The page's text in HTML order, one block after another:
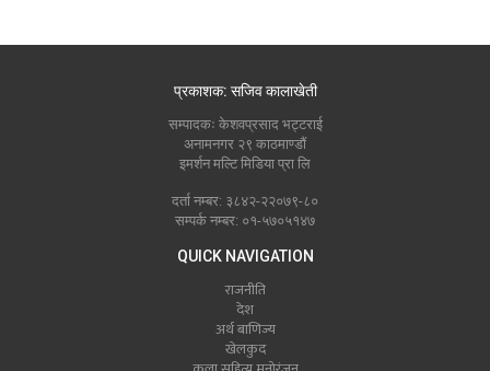
प्रकाशक: सजिव कालाखेती
सम्पादकः केशवप्रसाद भट्टराई
अनामनगर २९ काठमाण्डौं
इमर्शन मल्टि मिडिया प्रा लि
दर्ता नम्बर: ३८४२-२२०७९-८०
सम्पर्क नम्बर: ०१-५७०५१४७
QUICK NAVIGATION
राजनीति
देश
अर्थ बाणिज्य
खेलकुद